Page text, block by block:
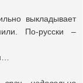
выкладывает
По-русски –